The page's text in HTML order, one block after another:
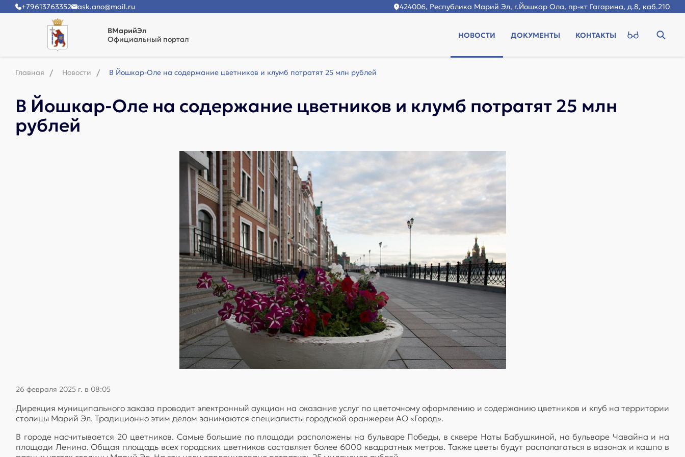
+79613763352 ask.ano@mail.ru 424006, Республика Марий Эл, г.Йошкар Ола, пр-кт Гагарина, д.8, каб.210
ВМарийЭл
Официальный портал
НОВОСТИ ДОКУМЕНТЫ КОНТАКТЫ
Главная Новости В Йошкар-Оле на содержание цветников и клумб потратят 25 млн рублей
В Йошкар-Оле на содержание цветников и клумб потратят 25 млн
рублей
26 февраля 2025 г. в 08:05
Дирекция муниципального заказа проводит электронный аукцион на оказание услуг по цветочному оформлению и содержанию цветников и клуб на территории
столицы Марий Эл. Традиционно этим делом занимаются специалисты городской оранжереи АО «Город».
В городе насчитывается 20 цветников. Самые большие по площади расположены на бульваре Победы, в сквере Наты Бабушкиной, на бульваре Чавайна и на
площади Ленина. Общая площадь всех городских цветников составляет более 6000 квадратных метров. Также цветы будут располагаться в вазонах и кашпо в